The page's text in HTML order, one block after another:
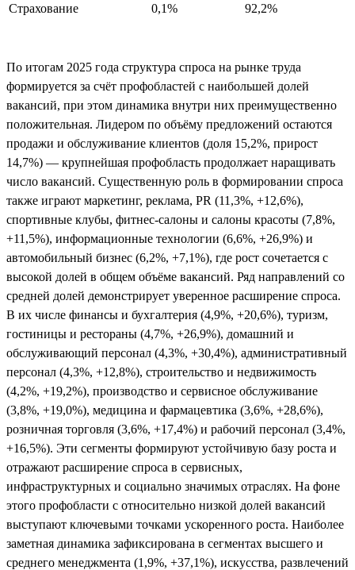
Страхование 0,1% 92,2%
По итогам 2025 года структура спроса на рынке труда
формируется за счёт профобластей с наибольшей долей
вакансий, при этом динамика внутри них преимущественно
положительная. Лидером по объёму предложений остаются
продажи и обслуживание клиентов (доля 15,2%, прирост
14,7%) — крупнейшая профобласть продолжает наращивать
число вакансий. Существенную роль в формировании спроса
также играют маркетинг, реклама, PR (11,3%, +12,6%),
спортивные клубы, фитнес-салоны и салоны красоты (7,8%,
+11,5%), информационные технологии (6,6%, +26,9%) и
автомобильный бизнес (6,2%, +7,1%), где рост сочетается с
высокой долей в общем объёме вакансий. Ряд направлений со
средней долей демонстрирует уверенное расширение спроса.
В их числе финансы и бухгалтерия (4,9%, +20,6%), туризм,
гостиницы и рестораны (4,7%, +26,9%), домашний и
обслуживающий персонал (4,3%, +30,4%), административный
персонал (4,3%, +12,8%), строительство и недвижимость
(4,2%, +19,2%), производство и сервисное обслуживание
(3,8%, +19,0%), медицина и фармацевтика (3,6%, +28,6%),
розничная торговля (3,6%, +17,4%) и рабочий персонал (3,4%,
+16,5%). Эти сегменты формируют устойчивую базу роста и
отражают расширение спроса в сервисных,
инфраструктурных и социально значимых отраслях. На фоне
этого профобласти с относительно низкой долей вакансий
выступают ключевыми точками ускоренного роста. Наиболее
заметная динамика зафиксирована в сегментах высшего и
среднего менеджмента (1,9%, +37,1%), искусства, развлечений